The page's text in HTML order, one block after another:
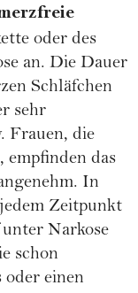
oder des
an. Die Dauer
Schläfchen
sehr
Frauen, die
empfinden das
In
Zeitpunkt
Narkose
schon
oder einen